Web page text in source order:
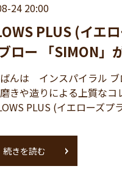
24 20:00
PLUS (イエ
ロー 「SIMON」
んは インスパイラル ブ
きや造りによる上質な
PLUS (イエローズ
続きを読む